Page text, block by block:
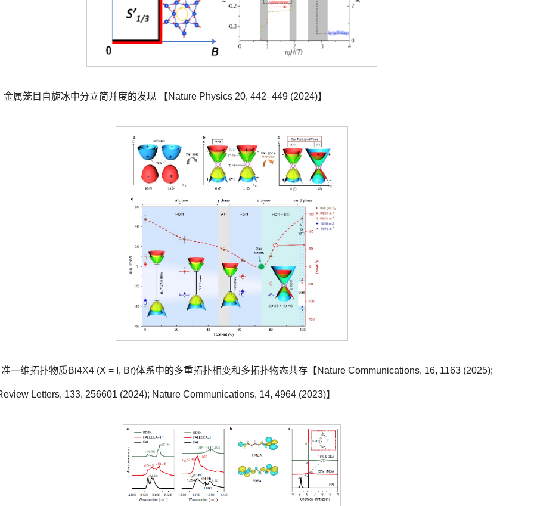
金属笼目自旋冰中分立简并度的发现 【Nature Physics 20, 442–449 (2024)】
一维拓扑物质Bi4X4 (X = I, Br)体系中的多重拓扑相变和多拓扑物态共存【Nature Communications, 16, 1163 (2025);
Letters, 133, 256601 (2024); Nature Communications, 14, 4964 (2023)】